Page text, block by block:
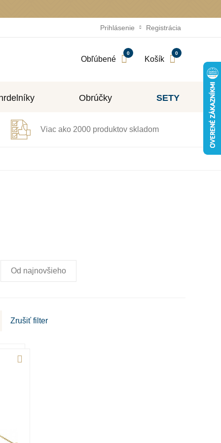
Prihlásenie Registrácia
Obľúbené
0
Košík
0
Obrúčky SETY
Viac ako 2000 produktov skladom
Od najnovšieho
Zrušiť filter